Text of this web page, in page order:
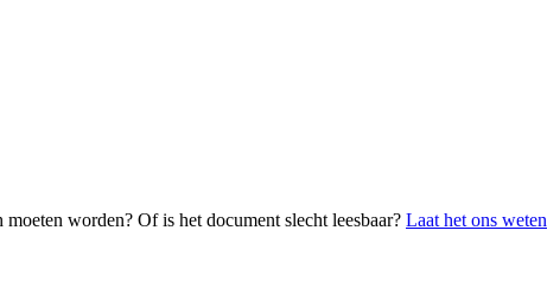
worden? Of is het document slecht leesbaar? Laat het ons weten